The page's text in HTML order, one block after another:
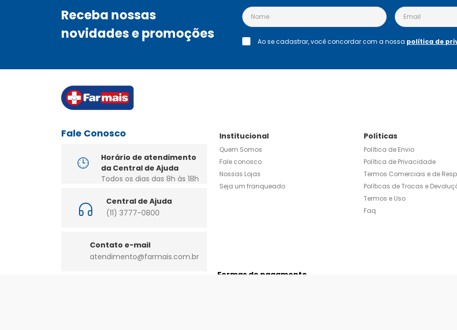
Receba nossas
novidades e promoções
Ao se cadastrar, você concordar com a nossa política de
Fale Conosco
Horário de atendimento
da Central de Ajuda
Todos os dias das 8h às 18h
Central de Ajuda
(11) 3777-0800
Contato e-mail
atendimento@farmais.com.br
Institucional
Quem Somos
Fale conosco
Nossas Lojas
Seja um franqueado
Políticas
Política de Envio
Política de Privacidade
Termos Comerciais e de
Políticas de Trocas e
Termos e Uso
Faq
Formas de pagamento